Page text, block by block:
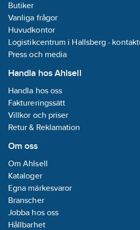
Butiker
Vanliga frågor
Huvudkontor
Logistikcentrum i Hallsberg -
Press och media
Handla hos Ahlsell
Handla hos oss
Faktureringssätt
Villkor och priser
Retur & Reklamation
Om oss
Om Ahlsell
Kataloger
Egna märkesvaror
Branscher
Jobba hos oss
Hållbarhet